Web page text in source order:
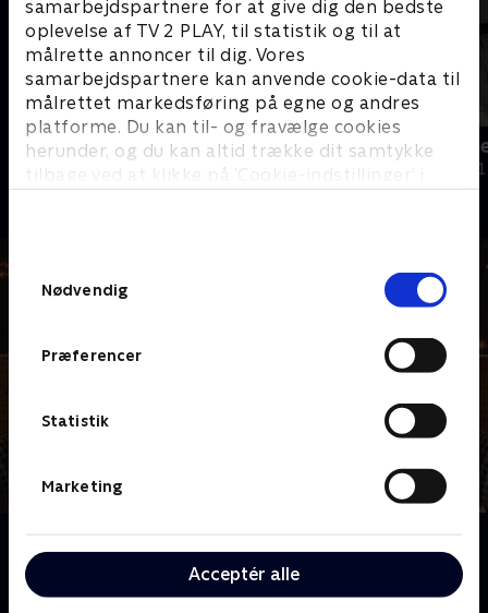
samarbejdspartnere for at give dig den bedste
oplevelse af TV 2 PLAY, til statistik og til at
målrette annoncer til dig. Vores
samarbejdspartnere kan anvende cookie-data til
målrettet markedsføring på egne og andres
platforme. Du kan til- og fravælge cookies
herunder, og du kan altid trække dit samtykke
tilbage ved at klikke på ’Cookie-indstillinger’ i
Nødvendig
Præferencer
Statistik
Marketing
Acceptér alle
Fanden ta' kommunen Håbløst
Dokumentar •
Følg de herlige tvillinger fra det nordlige Vestjylland.